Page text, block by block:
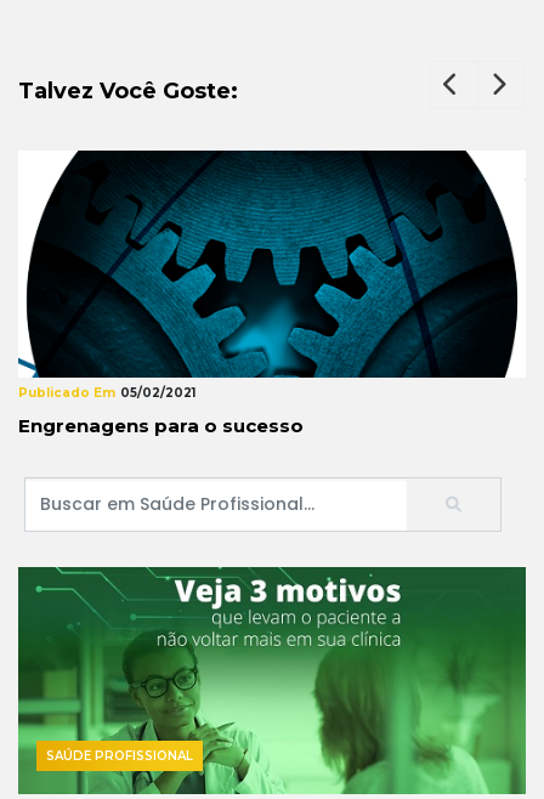
Talvez Você Goste:
Publicado Em 05/02/2021
Engrenagens para o sucesso
SAÚDE PROFISSIONAL